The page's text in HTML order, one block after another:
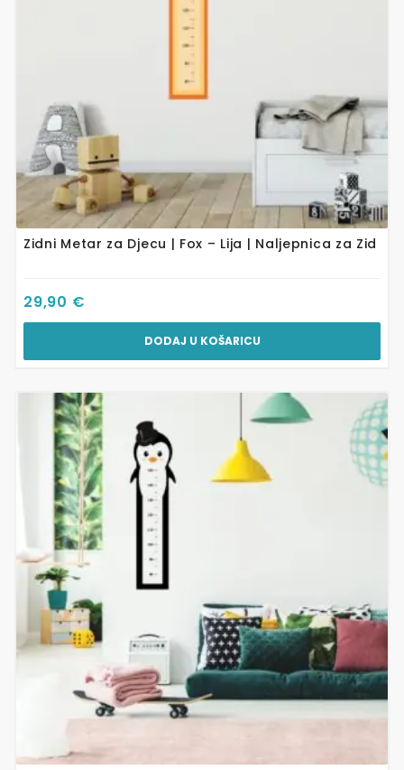
Zidni Metar za Djecu | Fox – Lija | Naljepnica za Zid
29,90 €
DODAJ U KOŠARICU